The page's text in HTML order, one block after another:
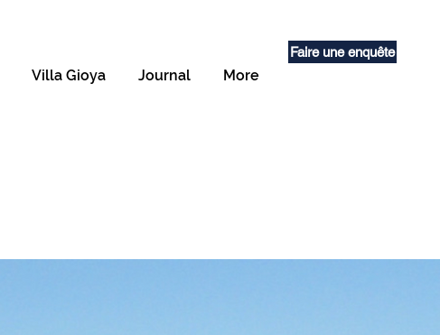
Villa Gioya Journal More
Faire une enquête